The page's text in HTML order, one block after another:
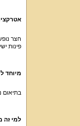
חצר
פינות
מיוחד
בתיאום
למי זה